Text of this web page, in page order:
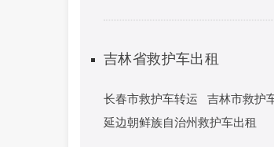
吉林省救护车出租
长春市救护车转运 吉林市救护
延边朝鲜族自治州救护车出租